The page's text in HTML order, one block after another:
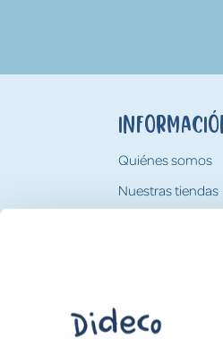
Quiénes somos
Nuestras tiendas
Tarjeta Regalo